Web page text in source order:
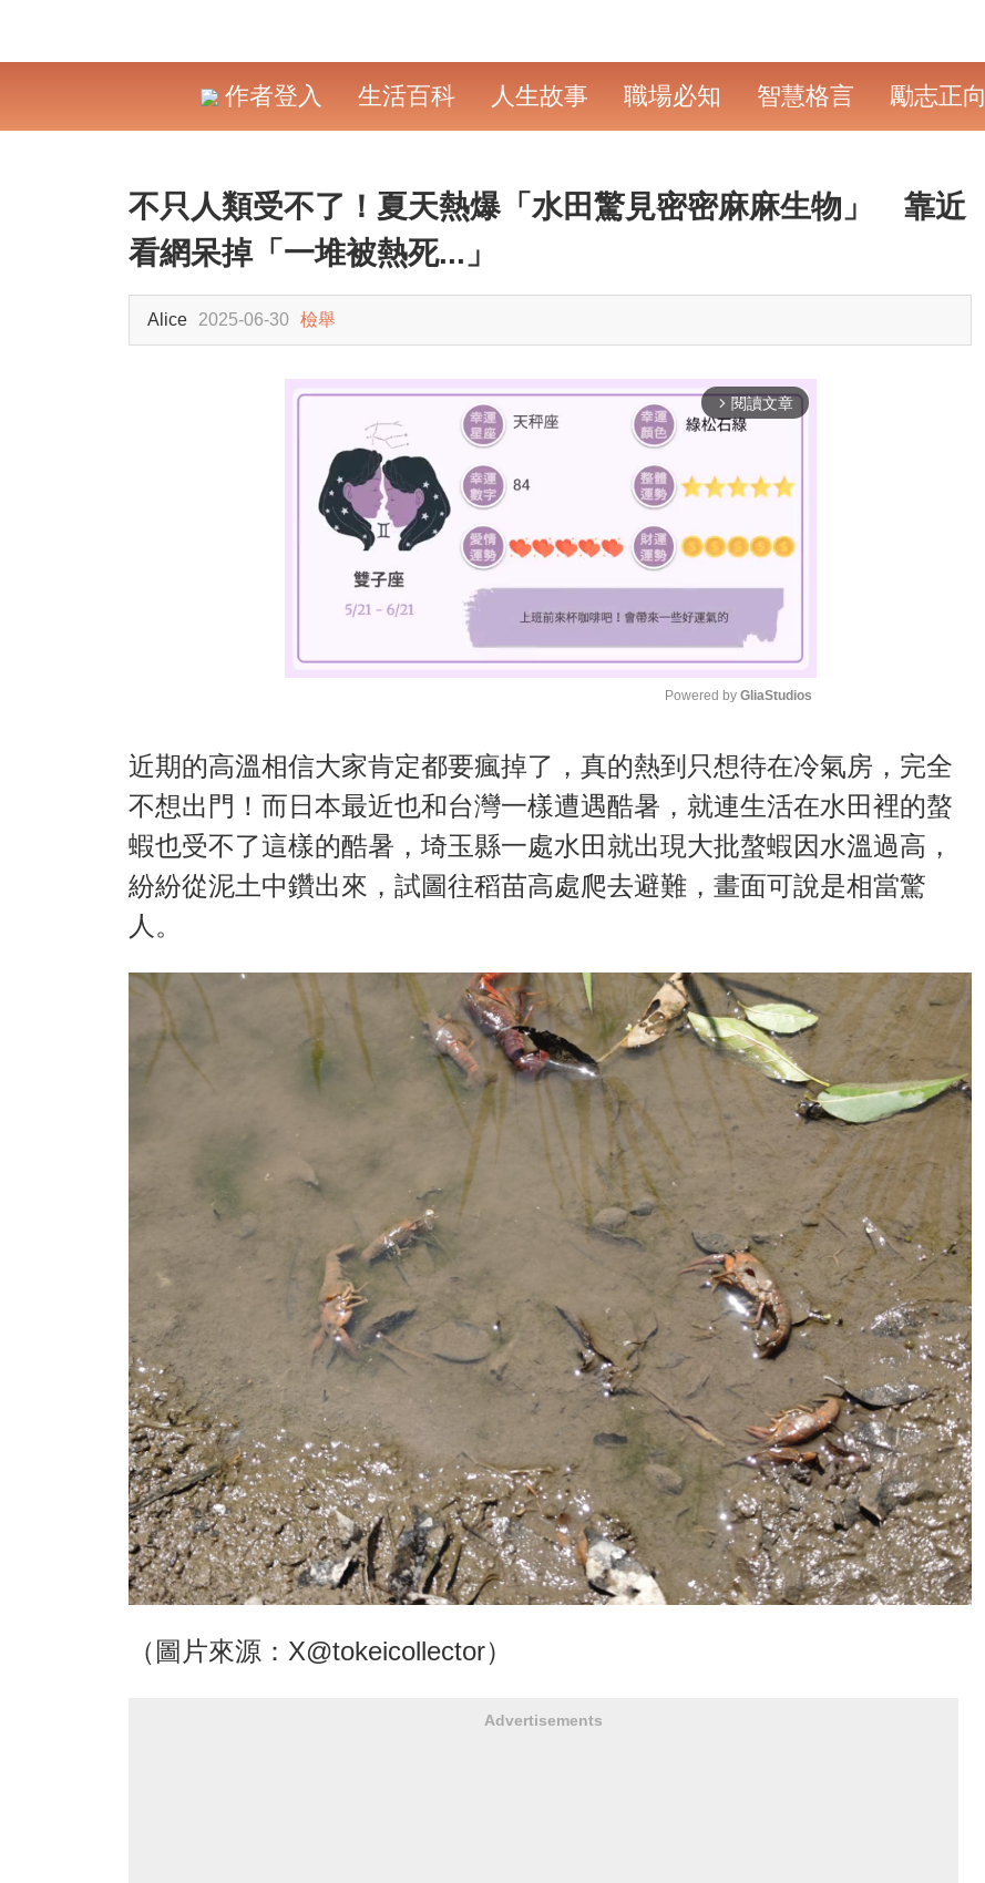
作者登入 生活百科 人生故事 職場必知 智慧格言 勵志正向
不只人類受不了！夏天熱爆「水田驚見密密麻麻生物」 靠近
看網呆掉「一堆被熱死...」
Alice 2025-06-30 檢舉
arrow_forward_ios 閱讀文章
M
u
t
e
Powered by GliaStudios
近期的高溫相信大家肯定都要瘋掉了，真的熱到只想待在冷氣房，完全
不想出門！而日本最近也和台灣一樣遭遇酷暑，就連生活在水田裡的螯
蝦也受不了這樣的酷暑，埼玉縣一處水田就出現大批螯蝦因水溫過高，
紛紛從泥土中鑽出來，試圖往稻苗高處爬去避難，畫面可說是相當驚
人。
（圖片來源：X@tokeicollector）
Advertisements